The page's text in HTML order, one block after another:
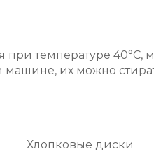
при температуре
машине, их можно
Хлопковые диски